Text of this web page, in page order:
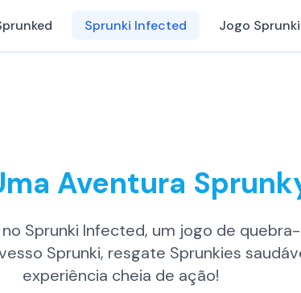
Sprunki Infected Jogo Sprunki
Aventura
Sprunki Infected, um jogo de
Sprunki, resgate Sprunkies
experiência cheia de ação!